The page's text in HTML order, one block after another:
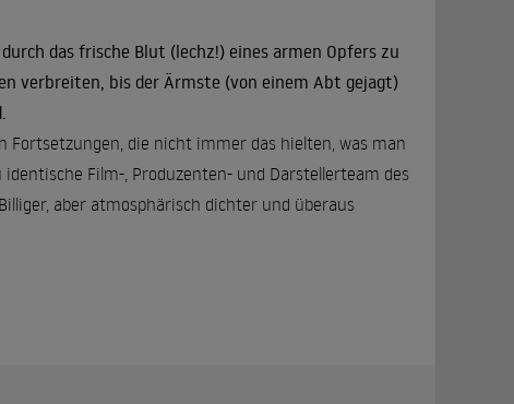
das frische Blut (lechz!) eines armen Opfers zu
verbreiten, bis der Ärmste (von einem Abt gejagt)
Fortsetzungen, die nicht immer das hielten, was man
Film-, Produzenten- und Darstellerteam des
aber atmosphärisch dichter und überaus